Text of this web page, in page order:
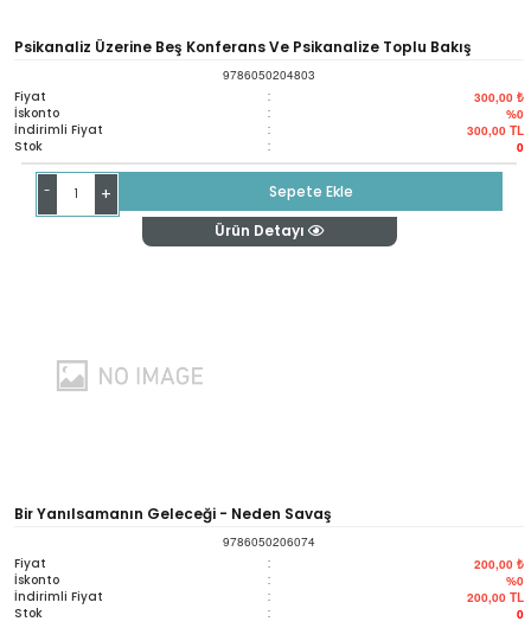
Psikanaliz Üzerine Beş Konferans Ve Psikanalize Toplu Bakış
9786050204803
Fiyat : 300,00 ₺
İskonto : %0
İndirimli Fiyat : 300,00 TL
Stok : 0
- +
Sepete Ekle
Ürün Detayı
Bir Yanılsamanın Geleceği - Neden Savaş
9786050206074
Fiyat : 200,00 ₺
İskonto : %0
İndirimli Fiyat : 200,00 TL
Stok : 0